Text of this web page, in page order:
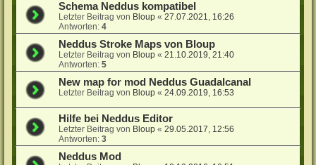
Schema Neddus kompatibel
Letzter Beitrag von Bloup «27.07.2021, 16:26
Antworten:4
Neddus Stroke Maps von Bloup
Letzter Beitrag von Bloup «21.10.2019, 21:40
Antworten:5
New map for mod Neddus Guadalcanal
Letzter Beitrag von Bloup «24.09.2019, 16:53
Hilfe bei Neddus Editor
Letzter Beitrag von Bloup «29.05.2017, 12:56
Antworten:3
Neddus Mod